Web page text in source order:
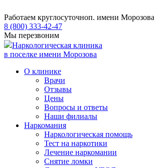
Работаем круглосуточноп. имени
8 (800) 333-42-47
Мы перезвоним
Наркологическая клиника
в поселке имени Морозова
О клинике
Врачи
Отзывы
Цены
Вопросы и ответы
Наши филиалы
Наркомания
Наркологическая помощь
Тест на наркотики
Лечение наркомании
Снятие ломки